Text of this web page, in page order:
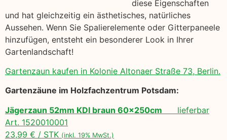
diese Eigenschaften
und hat gleichzeitig ein ästhetisches, natürliches
Aussehen. Wenn Sie Spalierelemente oder Gitterpaneele
hinzufügen, entsteht ein besonderer Look in Ihrer
Gartenlandschaft!
Gartenzaun kaufen in Kolonie Altonaer Straße 73, Berlin.
Gartenzäune im Holzfachzentrum Potsdam:
Jägerzaun 52mm KDI braun 60x250cm lieferbar
Art. 1520010001
23,99 € / STK (inkl. 19% MwSt.)